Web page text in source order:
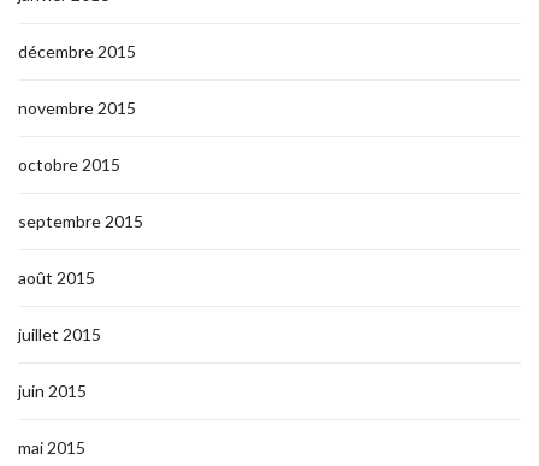
décembre 2015
novembre 2015
octobre 2015
septembre 2015
août 2015
juillet 2015
juin 2015
mai 2015